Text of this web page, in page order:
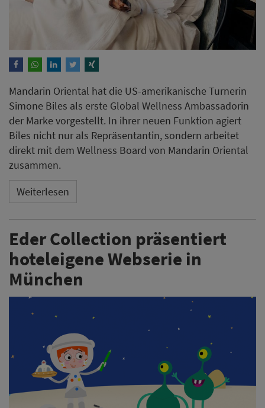
Mandarin Oriental hat die US-amerikanische Turnerin
Simone Biles als erste Global Wellness Ambassadorin
der Marke vorgestellt. In ihrer neuen Funktion agiert
Biles nicht nur als Repräsentantin, sondern arbeitet
direkt mit dem Wellness Board von Mandarin Oriental
zusammen.
Weiterlesen
Eder Collection präsentiert
hoteleigene Webserie in
München